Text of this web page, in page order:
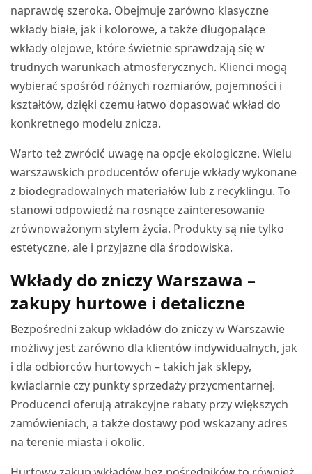
naprawdę szeroka. Obejmuje zarówno klasyczne
wkłady białe, jak i kolorowe, a także długopalące
wkłady olejowe, które świetnie sprawdzają się w
trudnych warunkach atmosferycznych. Klienci mogą
wybierać spośród różnych rozmiarów, pojemności i
kształtów, dzięki czemu łatwo dopasować wkład do
konkretnego modelu znicza.
Warto też zwrócić uwagę na opcje ekologiczne. Wielu
warszawskich producentów oferuje wkłady wykonane
z biodegradowalnych materiałów lub z recyklingu. To
stanowi odpowiedź na rosnące zainteresowanie
zrównoważonym stylem życia. Produkty są nie tylko
estetyczne, ale i przyjazne dla środowiska.
Wkłady do zniczy Warszawa –
zakupy hurtowe i detaliczne
Bezpośredni zakup wkładów do zniczy w Warszawie
możliwy jest zarówno dla klientów indywidualnych, jak
i dla odbiorców hurtowych – takich jak sklepy,
kwiaciarnie czy punkty sprzedaży przycmentarnej.
Producenci oferują atrakcyjne rabaty przy większych
zamówieniach, a także dostawy pod wskazany adres
na terenie miasta i okolic.